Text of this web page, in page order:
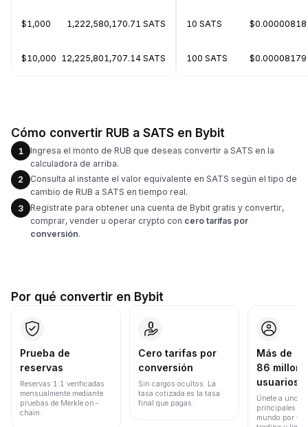
$1,000 1,222,580,170.71 SATS
$10,000 12,225,801,707.14 SATS
10 SATS $0.00000818
100 SATS $0.00008179
Cómo convertir RUB a SATS en Bybit
1
Ingresa el monto de RUB que deseas convertir a SATS en la
calculadora de arriba.
2
Consulta al instante el valor equivalente en SATS según el tipo de
cambio de RUB a SATS en tiempo real.
3
Regístrate para obtener una cuenta de Bybit gratis y convertir,
comprar, vender u operar crypto con cero tarifas por
conversión.
Por qué convertir en Bybit
Prueba de
reservas
Reservas 1:1 verificadas
mensualmente mediante
pruebas de Merkle on-
chain.
Cero tarifas por
conversión
Sin cargos ocultos. La
tasa cotizada es la tasa
final que pagas.
Más de
86
usuarios
Únete a uno
principales
mundo por